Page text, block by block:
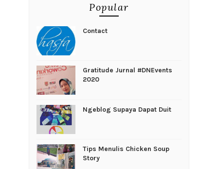
Popular
Contact
Gratitude Jurnal #DNEvents
2020
Ngeblog Supaya Dapat Duit
Tips Menulis Chicken Soup
Story